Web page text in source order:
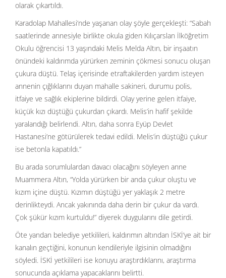
olarak çıkartıldı.
Karadolap Mahallesi’nde yaşanan olay şöyle gerçekleşti: “Sabah
saatlerinde annesiyle birlikte okula giden Kılıçarslan İlköğretim
Okulu öğrencisi 13 yaşındaki Melis Melda Altın, bir inşaatın
önündeki kaldırımda yürürken zeminin çökmesi sonucu oluşan
çukura düştü. Telaş içerisinde etraftakilerden yardım isteyen
annenin çığlıklarını duyan mahalle sakineri, durumu polis,
itfaiye ve sağlık ekiplerine bildirdi. Olay yerine gelen itfaiye,
küçük kızı düştüğü çukurdan çıkardı. Melis’in hafif şekilde
yaralandığı belirlendi. Altın, daha sonra Eyüp Devlet
Hastanesi’ne götürülerek tedavi edildi. Melis’in düştüğü çukur
ise betonla kapatıldı.”
Bu arada sorumlulardan davacı olacağını söyleyen anne
Muammera Altın, “Yolda yürürken bir anda çukur oluştu ve
kızım içine düştü. Kızımın düştüğü yer yaklaşık 2 metre
derinlikteydi. Ancak yakınında daha derin bir çukur da vardı.
Çok şükür kızım kurtuldu!” diyerek duygularını dile getirdi.
Öte yandan belediye yetkilileri, kaldırımın altından İSKİ’ye ait bir
kanalın geçtiğini, konunun kendileriyle ilgisinin olmadığını
söyledi. İSKİ yetkilileri ise konuyu araştırdıklarını, araştırma
sonucunda açıklama yapacaklarını belirtti.